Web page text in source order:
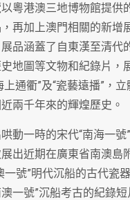
粵港澳三地博物館提供
再加上澳門相關的新增
品涵蓋了自東漢至清代
地圖等文物和紀錄片，
上通衢”及“瓷藝遠播”，
兩千年來的輝煌歷史。
動一時的宋代“南海一號
出近期在廣東省南澳島
一號”明代沉船的古代瓷
澳一號”沉船考古的紀錄